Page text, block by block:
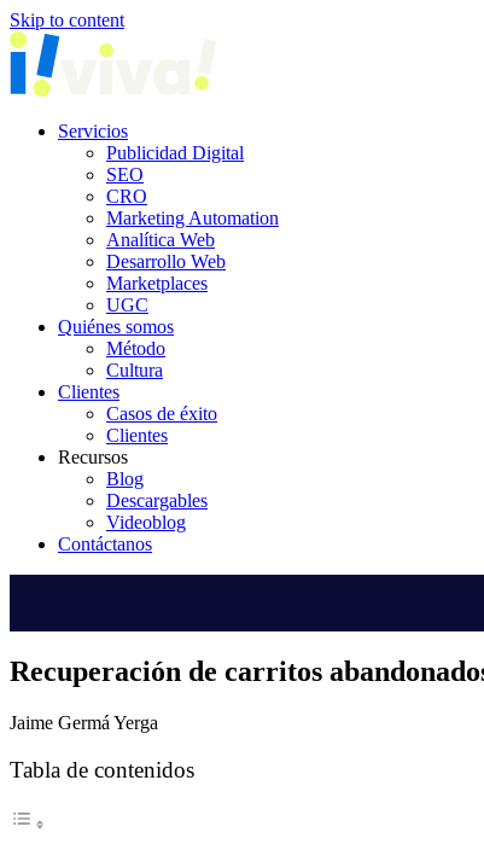
Skip to content
Servicios
Publicidad Digital
SEO
CRO
Marketing Automation
Analítica Web
Desarrollo Web
Marketplaces
UGC
Quiénes somos
Método
Cultura
Clientes
Casos de éxito
Clientes
Recursos
Blog
Descargables
Videoblog
Contáctanos
Recuperación de carritos
Jaime Germá Yerga
Tabla de contenidos